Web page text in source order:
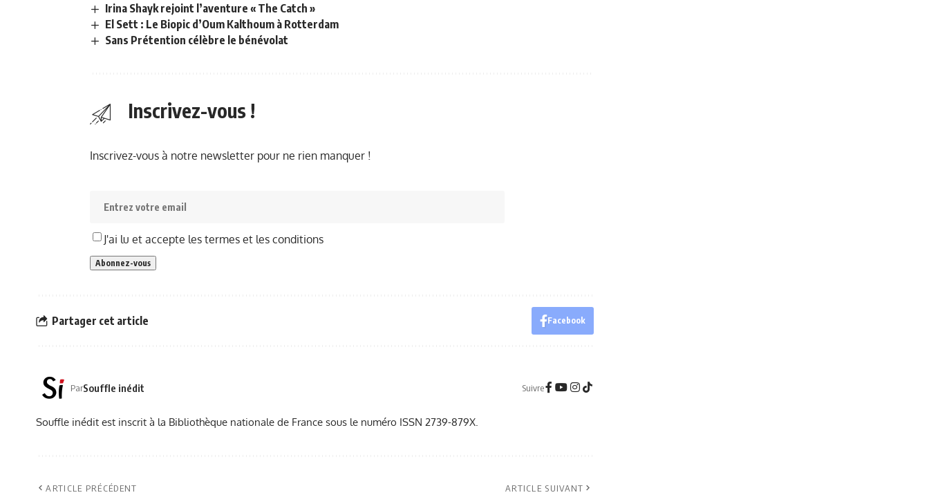
Irina Shayk rejoint l’aventure « The Catch »
El Sett : Le Biopic d’Oum Kalthoum à Rotterdam
Sans Prétention célèbre le bénévolat
Inscrivez-vous !
Inscrivez-vous à notre newsletter pour ne rien manquer !
J'ai lu et accepte les termes et les conditions
Partager cet article Facebook
ParSouffle inédit Suivre
Souffle inédit est inscrit à la Bibliothèque nationale de France sous le numéro ISSN 2739-879X.
ARTICLE PRÉCÉDENT ARTICLE SUIVANT